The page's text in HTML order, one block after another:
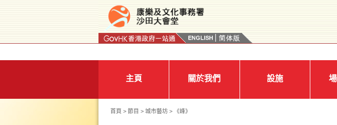
主頁 關於我們 設施
首頁 > 節目 > 城市藝坊 > 《峰》